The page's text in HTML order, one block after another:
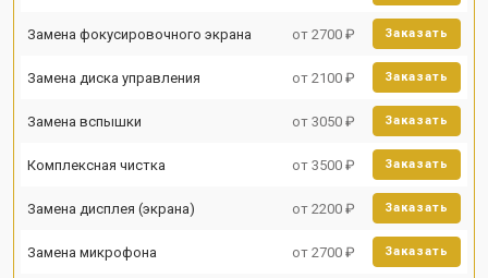
Замена фокусировочного экрана от 2700 ₽ Заказать
Замена диска управления от 2100 ₽ Заказать
Замена вспышки от 3050 ₽ Заказать
Комплексная чистка от 3500 ₽ Заказать
Замена дисплея (экрана) от 2200 ₽ Заказать
Замена микрофона от 2700 ₽ Заказать